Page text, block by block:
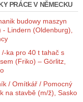
PRÁCE V NĚMECKU
budowy maszyn
- Lindern (Oldenburg),
/-ka pro 40 t tahač s
(Friko) – Görlitz,
/ Omítkář / Pomocný
na stavbě (m/ž), Sasko